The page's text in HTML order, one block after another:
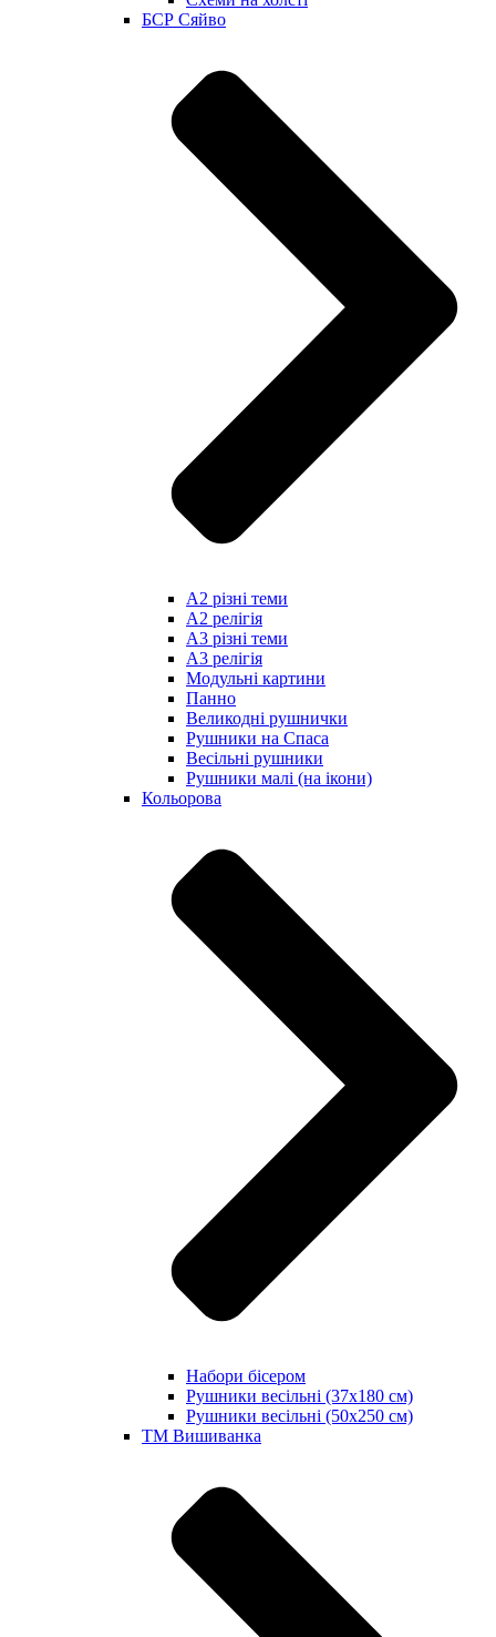
БСР Сяйво
А2 різні теми
А2 релігія
А3 різні теми
А3 релігія
Модульні картини
Панно
Великодні рушнички
Рушники на Спаса
Весільні рушники
Рушники малі (на ікони)
Кольорова
Набори бісером
Рушники весільні (37х180 см)
Рушники весільні (50х250 см)
ТМ Вишиванка